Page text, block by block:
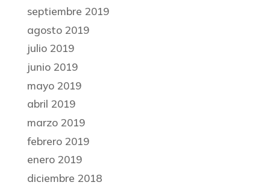
septiembre 2019
agosto 2019
julio 2019
junio 2019
mayo 2019
abril 2019
marzo 2019
febrero 2019
enero 2019
diciembre 2018